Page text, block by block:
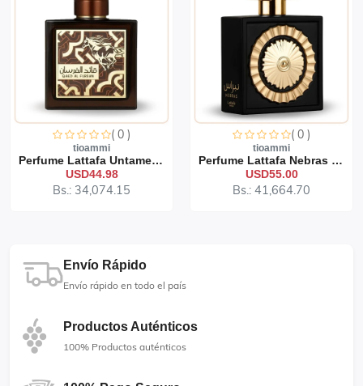
( 0 )
tioammi
Perfume Lattafa Untamed 1...
USD44.98
Bs.: 34,074.15
( 0 )
tioammi
Perfume Lattafa Nebras 10...
USD55.00
Bs.: 41,664.70
Envío Rápido
Envío rápido en todo el país
Productos Auténticos
100% Productos auténticos